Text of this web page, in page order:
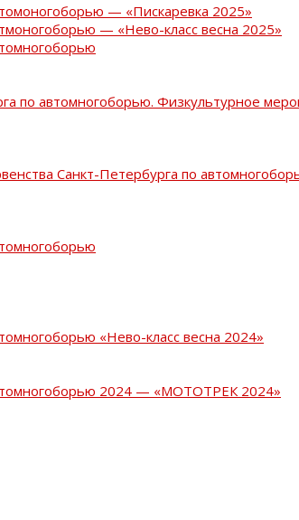
— «Пискаревка 2025»
— «Нево-класс весна 2025»
по автомногоборью. Физкультурное
Санкт-Петербурга по
«Нево-класс весна 2024»
2024 — «МОТОТРЕК 2024»